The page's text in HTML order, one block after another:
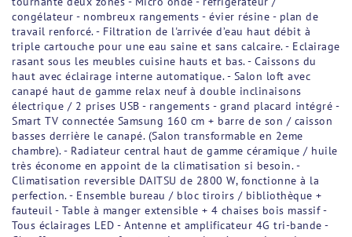
congélateur - nombreux rangements - évier résine - plan de
travail renforcé. - Filtration de l'arrivée d’eau haut débit à
triple cartouche pour une eau saine et sans calcaire. - Eclairage
rasant sous les meubles cuisine hauts et bas. - Caissons du
haut avec éclairage interne automatique. - Salon loft avec
canapé haut de gamme relax neuf à double inclinaisons
électrique / 2 prises USB - rangements - grand placard intégré -
Smart TV connectée Samsung 160 cm + barre de son / caisson
basses derrière le canapé. (Salon transformable en 2eme
chambre). - Radiateur central haut de gamme céramique / huile
très économe en appoint de la climatisation si besoin. -
Climatisation reversible DAITSU de 2800 W, fonctionne à la
perfection. - Ensemble bureau / bloc tiroirs / bibliothèque +
fauteuil - Table à manger extensible + 4 chaises bois massif -
Tous éclairages LED - Antenne et amplificateur 4G tri-bande -